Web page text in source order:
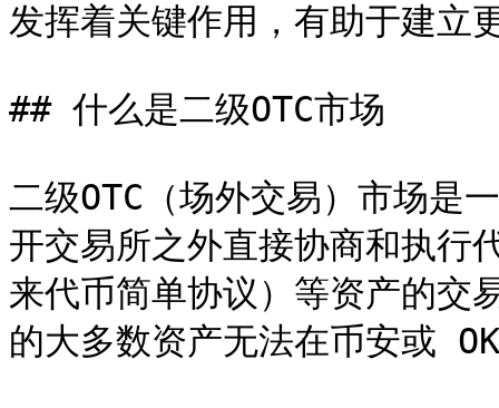
发挥着关键作用，有助于建立
## 什么是二级OTC市场
二级OTC（场外交易）市场是
开交易所之外直接协商和执行
来代币简单协议）等资产的交
的大多数资产无法在币安或